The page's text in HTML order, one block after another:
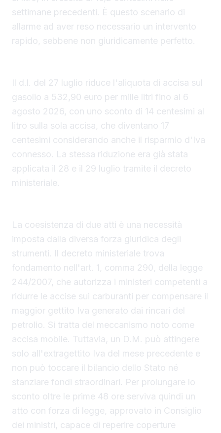
settimane precedenti. È questo scenario di
allarme ad aver reso necessario un intervento
rapido, sebbene non giuridicamente perfetto.
Il d.l. del 27 luglio riduce l'aliquota di accisa sul
gasolio a 532,90 euro per mille litri fino al 6
agosto 2026, con uno sconto di 14 centesimi al
litro sulla sola accisa, che diventano 17
centesimi considerando anche il risparmio d'Iva
connesso. La stessa riduzione era già stata
applicata il 28 e il 29 luglio tramite il decreto
ministeriale.
La coesistenza di due atti è una necessità
imposta dalla diversa forza giuridica degli
strumenti. Il decreto ministeriale trova
fondamento nell'art. 1, comma 290, della legge
244/2007, che autorizza i ministeri competenti a
ridurre le accise sui carburanti per compensare il
maggior gettito Iva generato dai rincari del
petrolio. Si tratta del meccanismo noto come
accisa mobile. Tuttavia, un D.M. può attingere
solo all'extragettito Iva del mese precedente e
non può toccare il bilancio dello Stato né
stanziare fondi straordinari. Per prolungare lo
sconto oltre le prime 48 ore serviva quindi un
atto con forza di legge, approvato in Consiglio
dei ministri, capace di reperire coperture